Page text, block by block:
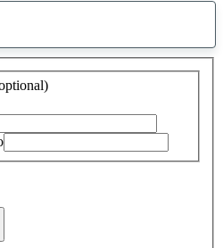
sugestão
encontrada